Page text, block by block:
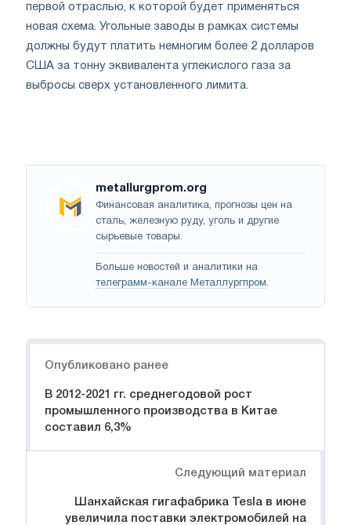
первой отраслью, к которой будет применяться
новая схема. Угольные заводы в рамках системы
должны будут платить немногим более 2 долларов
США за тонну эквивалента углекислого газа за
выбросы сверх установленного лимита.
metallurgprom.org
Финансовая аналитика, прогнозы цен на
сталь, железную руду, уголь и другие
сырьевые товары.
Больше новостей и аналитики на
телеграмм-канале Металлургпром.
Опубликовано ранее
В 2012-2021 гг. среднегодовой рост
промышленного производства в Китае
составил 6,3%
Следующий материал
Шанхайская гигафабрика Tesla в июне
увеличила поставки электромобилей на